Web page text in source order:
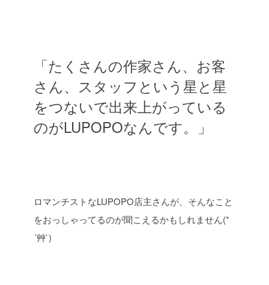
「たくさんの作家さん、お客
さん、スタッフという星と星
をつないで出来上がっている
のがLUPOPOなんです。」
ロマンチストなLUPOPO店主さんが、そんなこと
をおっしゃってるのが聞こえるかもしれません(*
´艸`)